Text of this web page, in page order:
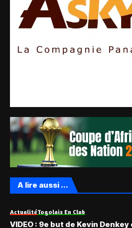
A lire aussi ...
ActualitéTogolais En Club
VIDEO : 9e but de Kevin Denkey en championnat de